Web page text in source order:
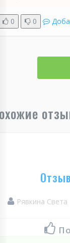
0 0
Рявкина Света